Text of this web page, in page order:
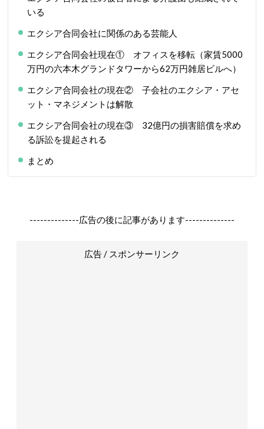
いる
エクシア合同会社に関係のある芸能人
エクシア合同会社現在① オフィスを移転（家賃5000
万円の六本木グランドタワーから62万円雑居ビルへ）
エクシア合同会社の現在② 子会社のエクシア・アセ
ット・マネジメントは解散
エクシア合同会社の現在③ 32億円の損害賠償を求め
る訴訟を提起される
まとめ
--------------広告の後に記事があります--------------
広告 / スポンサーリンク